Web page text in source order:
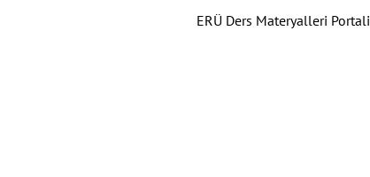
ERÜ Ders Materyalleri Portali